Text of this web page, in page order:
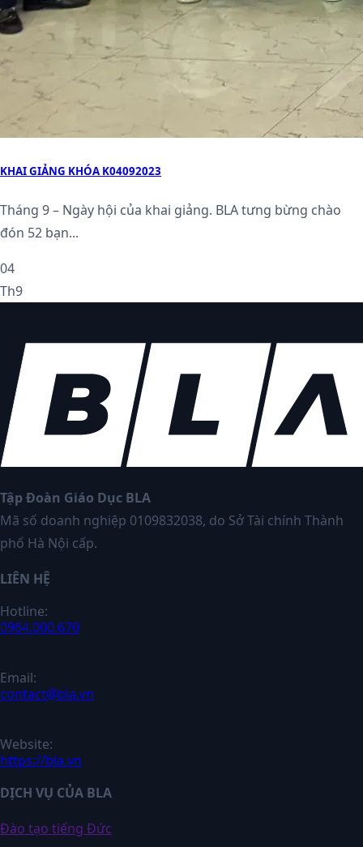
KHAI GIẢNG KHÓA K04092023
Tháng 9 – Ngày hội của khai giảng. BLA tưng bừng chào
đón 52 bạn...
04
Th9
Tập Đoàn Giáo Dục BLA
Mã số doanh nghiệp 0109832038, do Sở Tài chính Thành
phố Hà Nội cấp.
LIÊN HỆ
Hotline:
0964.000.670
Email:
contact@bla.vn
Website:
https://bla.vn
DỊCH VỤ CỦA BLA
Đào tạo tiếng Đức